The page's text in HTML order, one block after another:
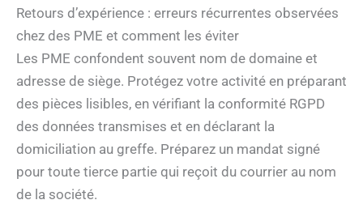
Retours d’expérience : erreurs récurrentes observées
chez des PME et comment les éviter
Les PME confondent souvent nom de domaine et
adresse de siège. Protégez votre activité en préparant
des pièces lisibles, en vérifiant la conformité RGPD
des données transmises et en déclarant la
domiciliation au greffe. Préparez un mandat signé
pour toute tierce partie qui reçoit du courrier au nom
de la société.